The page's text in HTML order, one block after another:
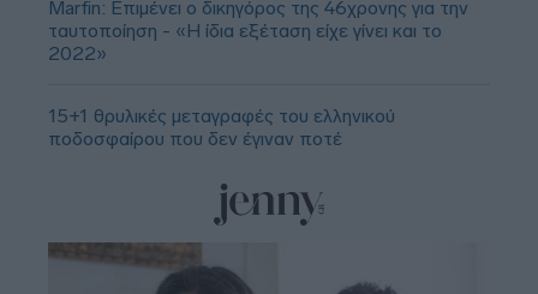
Marfin: Επιμένει ο δικηγόρος της 46χρονης για την
ταυτοποίηση - «Η ίδια εξέταση είχε γίνει και το
2022»
15+1 θρυλικές μεταγραφές του ελληνικού
ποδοσφαίρου που δεν έγιναν ποτέ